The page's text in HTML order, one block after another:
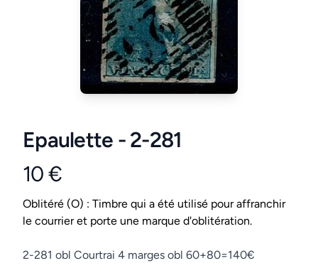
Epaulette - 2-281
Product information
10 €
Conditions
Oblitéré (O) : Timbre qui a été utilisé pour affranchir
le courrier et porte une marque d'oblitération.
Description
2-281 obl Courtrai 4 marges obl 60+80=140€